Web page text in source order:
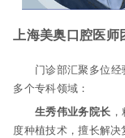
上海美奥口腔医
门诊部汇聚多位
多个专科领域：
生秀伟业务院长
度种植技术，擅长解决